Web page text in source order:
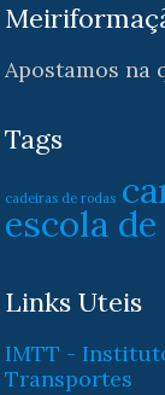
Apostamos na
Tags
cadeiras de rodas
escola
Links Uteis
IMTT -
Transportes